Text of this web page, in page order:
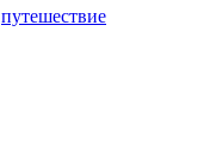
путешествие